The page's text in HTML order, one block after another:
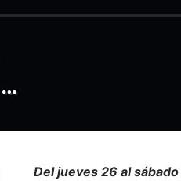
Del jueves 26 al